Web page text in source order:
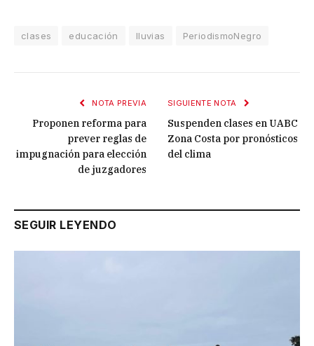
clases educación lluvias PeriodismoNegro
NOTA PREVIA
Proponen reforma para
prever reglas de
impugnación para elección
de juzgadores
SIGUIENTE NOTA
Suspenden clases en UABC
Zona Costa por pronósticos
del clima
SEGUIR LEYENDO